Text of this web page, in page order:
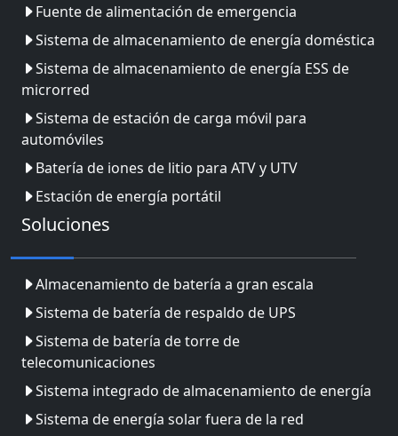
Fuente de alimentación de emergencia
Sistema de almacenamiento de energía doméstica
Sistema de almacenamiento de energía ESS de
microrred
Sistema de estación de carga móvil para
automóviles
Batería de iones de litio para ATV y UTV
Estación de energía portátil
Soluciones
Almacenamiento de batería a gran escala
Sistema de batería de respaldo de UPS
Sistema de batería de torre de
telecomunicaciones
Sistema integrado de almacenamiento de energía
Sistema de energía solar fuera de la red